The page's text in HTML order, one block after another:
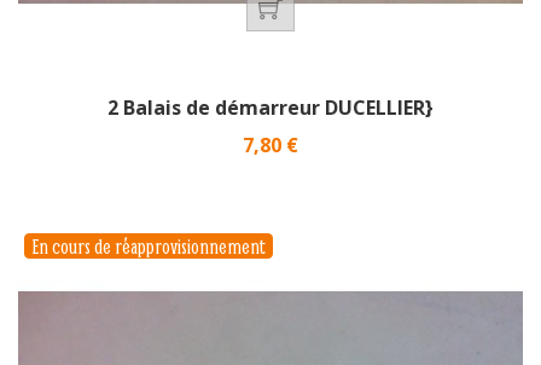
2 Balais de démarreur DUCELLIER}
Prix
7,80 €
En cours de réapprovisionnement